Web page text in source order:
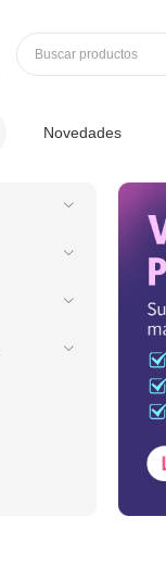
Buscar productos
Novedades